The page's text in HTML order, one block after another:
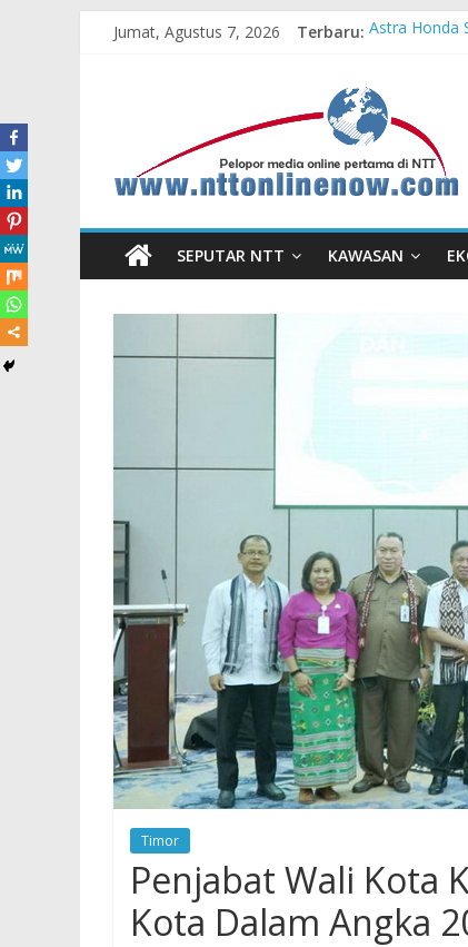
Jumat, Agustus 7, 2026 Terbaru: Astra Honda
Honda AT
Hasil KKN
SEPUTAR NTT KAWASAN
Timor
Penjabat Wali Kota
Kota Dalam Angka